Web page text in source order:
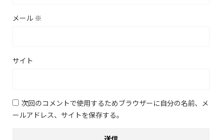
メール ※
サイト
次回のコメントで使用するためブラウザーに自分の名前、メ
ールアドレス、サイトを保存する。